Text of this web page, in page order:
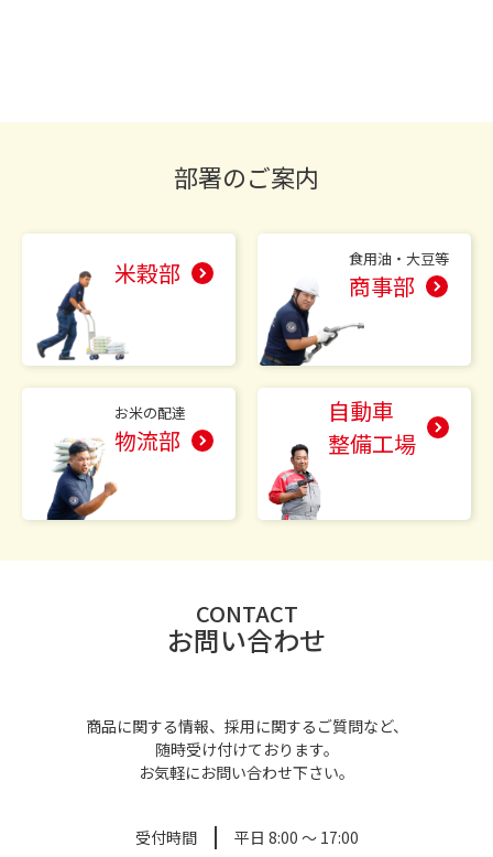
部署のご案内
米穀部 食用油・大豆等
商事部
お米の配達
物流部
自動車
整備工場
CONTACT
お問い合わせ
商品に関する情報、採用に関するご質問など、
随時受け付けております。
お気軽にお問い合わせ下さい。
受付時間 平日 8:00 ～ 17:00